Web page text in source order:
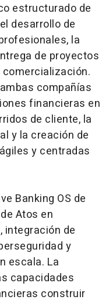
estructurado de
desarrollo de
la
de proyectos
compañías
financieras en
de cliente, la
y la creación de
y centradas
Banking OS de
Atos en
integración de
y
escala. La
capacidades
construir